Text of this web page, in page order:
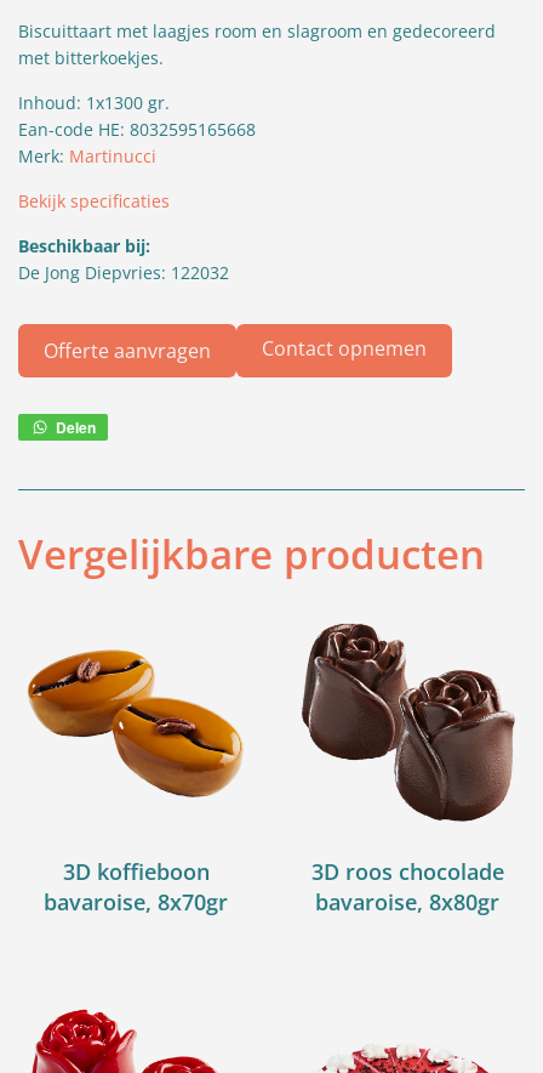
Biscuittaart met laagjes room en slagroom en gedecoreerd
met bitterkoekjes.
Inhoud: 1x1300 gr.
Ean-code HE: 8032595165668
Merk: Martinucci
Bekijk specificaties
Beschikbaar bij:
De Jong Diepvries: 122032
Offerte aanvragen Contact opnemen
Delen
Vergelijkbare producten
3D koffieboon
bavaroise, 8x70gr
3D roos chocolade
bavaroise, 8x80gr